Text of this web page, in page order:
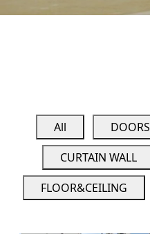
All DOORS
CURTAIN WALL
FLOOR&CEILING